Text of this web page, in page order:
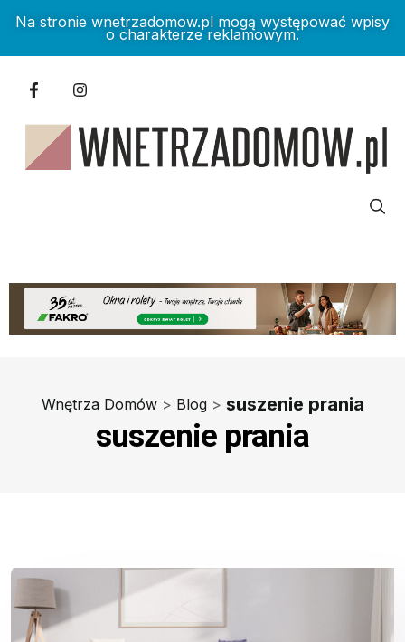
Na stronie wnetrzadomow.pl mogą występować wpisy
o charakterze reklamowym.
Wnętrza Domów > Blog > suszenie prania
suszenie prania